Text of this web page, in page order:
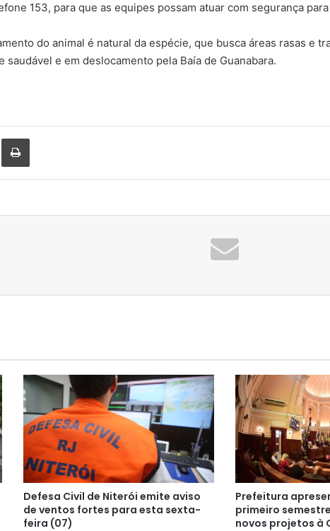
153, para que as equipes possam atuar com segurança
do animal é natural da espécie, que busca áreas rasas e
e em deslocamento pela Baía de Guanabara.
via e-mail Imprimir
Defesa Civil de Niterói emite aviso
de ventos fortes para esta sexta-
feira (07)
Prefeitura
primeiro
novos projetos à